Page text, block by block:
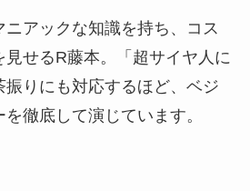
ニアックな知識を持ち、コス
せるR藤本。「超サイヤ人に
振りにも対応するほど、ベジ
徹底して演じています。